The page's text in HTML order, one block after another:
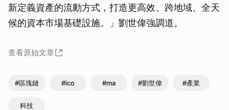
新定義資產的流動方式，打造更高效、跨地域、全天
候的資本市場基礎設施。」劉世偉強調道。
查看原始文章
#區塊鏈 #ico #ma #劉世偉 #產業
科技